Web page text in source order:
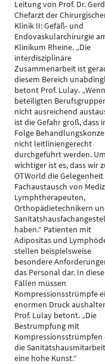
Leitung von Prof. Dr.
Chefarzt der
Klinik II: Gefäß- und
Endovaskularchirurgie
Klinikum Rheine. „Die
interdisziplinäre
Zusammenarbeit ist
diesem Bereich
betont Prof. Lulay.
beteiligten
nicht ausreichend
ist die Gefahr groß, dass
Folge
nicht leitliniengerecht
durchgeführt werden.
wichtiger ist es, dass wir
OTWorld die Gelegenheit
Fachaustausch von
Lymphtherapeuten,
Orthopädietechnikern
haben.“ Patienten mit
Adipositas und
stellen beispielsweise
besondere
das Personal dar. In
Fällen müssen
Kompressionsstrümpfe
enormen Druck
Prof. Lulay betont. „Die
Bestrumpfung mit
Kompressionsstrümpfen
die
eine hohe Kunst.“